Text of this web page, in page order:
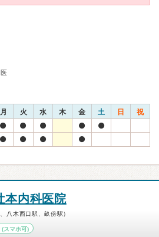
月 火 水 木 金 土 日 祝
本内科医院
八木西口駅、畝傍駅）
(スマホ可)